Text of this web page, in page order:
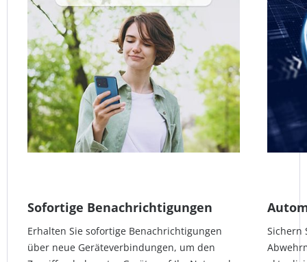
Sofortige Benachrichtigungen
Erhalten Sie sofortige Benachrichtigungen
über neue Geräteverbindungen, um den
Sichern